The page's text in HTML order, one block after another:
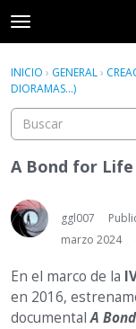
t
o
g
g
l
e
m
e
u
Categorías
Hilos
Actividad
Acceder
INICIO › GENERAL›
DIORAMAS...)
A Bond for Life
ggl007
marzo 2024
En el marco de la
en 2016,
documentalA